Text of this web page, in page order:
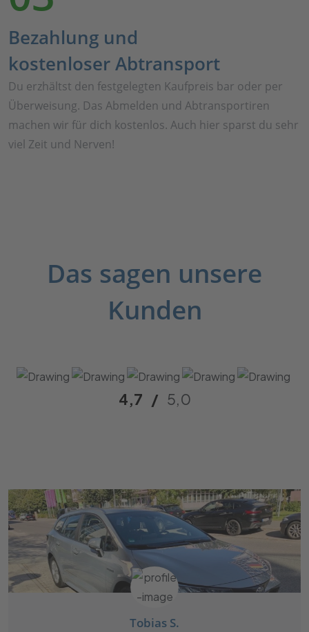
Bezahlung und
kostenloser Abtransport
Du erzhältst den festgelegten Kaufpreis bar oder per
Überweisung. Das Abmelden und Abtransportiren
machen wir für dich kostenlos. Auch hier sparst du sehr
viel Zeit und Nerven!
Das sagen unsere
Kunden
4,7 / 5,0
Tobias S.